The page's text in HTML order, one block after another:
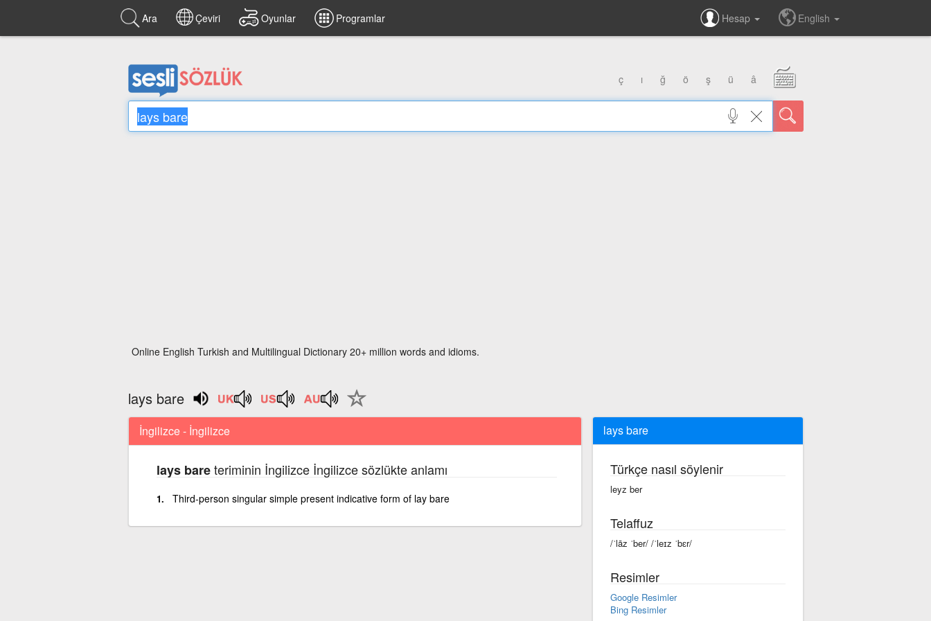
Ara Çeviri Oyunlar Programlar Hesap English
ç ı ğ ö ş ü â
Online English Turkish and Multilingual Dictionary 20+ million words and idioms.
lays bare
İngilizce - İngilizce
lays bareteriminin İngilizce İngilizce sözlükte anlamı
Third-person singular simple present indicative form of lay bare
lays bare
Türkçe nasıl söylenir
leyz ber
Telaffuz
/ˈlāz ˈber/ /ˈleɪz ˈbɛr/
Resimler
Google Resimler
Bing Resimler